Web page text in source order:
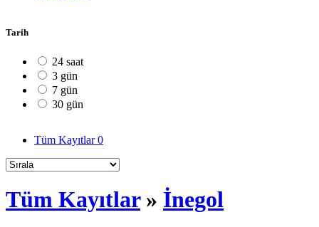
Tarih
24 saat
3 gün
7 gün
30 gün
Tüm Kayıtlar0
Tüm Kayıtlar» İnegol